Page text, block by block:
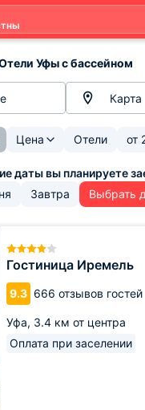
Уфы с бассейном
Карта
Цена Отели от
Завтра Выбрать
Гостиница Иремель
9.3 666 отзывов гостей
Уфа, 3.4 км от центра
Оплата при заселении